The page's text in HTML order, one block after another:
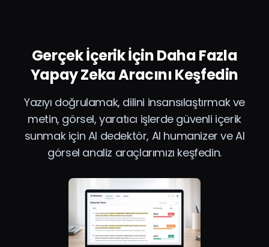
Gerçek İçerik İçin Daha Fazla
Yapay Zeka Aracını Keşfedin
Yazıyı doğrulamak, dilini insansılaştırmak ve
metin, görsel, yaratıcı işlerde güvenli içerik
sunmak için AI dedektör, AI humanizer ve AI
görsel analiz araçlarımızı keşfedin.